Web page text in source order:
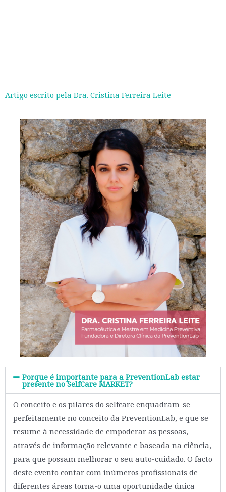
Artigo escrito pela Dra. Cristina Ferreira Leite
Porque é importante para a PreventionLab estar
presente no SelfCare MARKET?
O conceito e os pilares do selfcare enquadram-se
perfeitamente no conceito da PreventionLab, e que se
resume à necessidade de empoderar as pessoas,
através de informação relevante e baseada na ciência,
para que possam melhorar o seu auto-cuidado. O facto
deste evento contar com inúmeros profissionais de
diferentes áreas torna-o uma oportunidade única